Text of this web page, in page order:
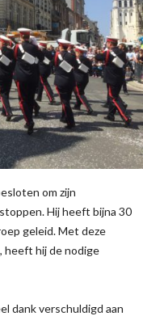
om zijn
Hij heeft bijna 30
geleid. Met deze
heeft hij de nodige
dank verschuldigd aan